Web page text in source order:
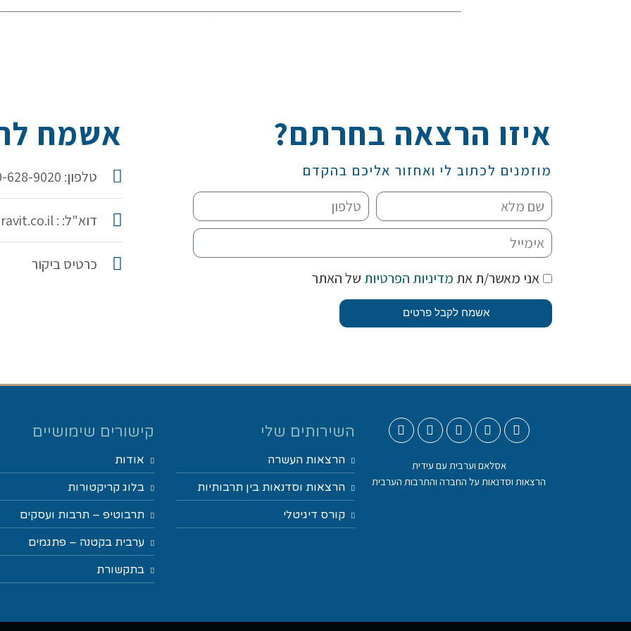
איזו הרצאה בחרתם?
מוזמנים לכתוב לי ואחזור אליכם בהקדם
אני מאשר/ת את מדיניות הפרטיות של האתר
אשמח לקבל פרטים
אשמח
טלפון: 050-628-9020
דוא"ל: : idit@iditaravit.co.il
כרטיס ביקור
אסלאם וערבית עם עידית
הרצאות וסדנאות על החברה והתרבות הערבית
השירותים שלי
הרצאות העשרה
הרצאות וסדנאות בין תרבותיות
קורס דיגיטלי
קישורים שימושיים
אודות
בלוג קריקטורות
תרבוטיפ – תרבות ועסקים
ערבית בקטנה – פתגמים
בתקשורת